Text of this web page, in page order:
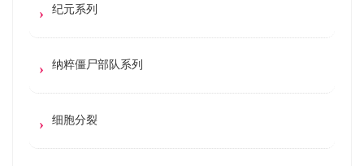
纪元系列
纳粹僵尸部队系列
细胞分裂